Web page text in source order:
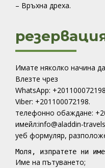
– Връхна дреха.
Имате няколко начина
Влезте чрез
WhatsApp:
Viber: +201100072198.
телефонно обаждане:
имейл:info@aladdin-
уеб формуляр,
Моля, изпратете ни
Име на пътуването;